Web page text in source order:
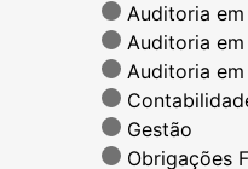
Auditoria
Auditoria
Auditoria
Gestão
Obrigações